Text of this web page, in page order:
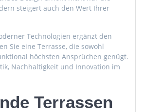
steigert auch den Wert Ihrer
Technologien ergänzt den
Sie eine Terrasse, die sowohl
höchsten Ansprüchen genügt.
Nachhaltigkeit und Innovation im
Terrassen